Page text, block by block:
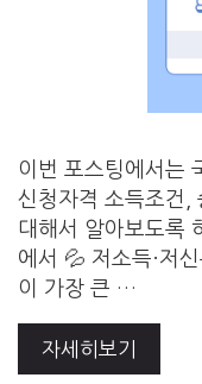
이번 포스팅에서는
신청자격 소득조건,
대해서 알아보도록
에서 💦 저소득·저
이 가장 큰 …
자세히보기